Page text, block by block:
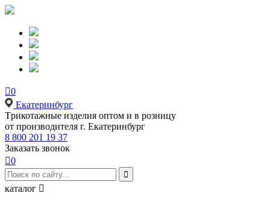
0
Екатеринбург
Tрикотажные изделия оптом и в розницу
от производителя г. Екатеринбург
8 800 201 19 37
Заказать звонок
0

каталог 